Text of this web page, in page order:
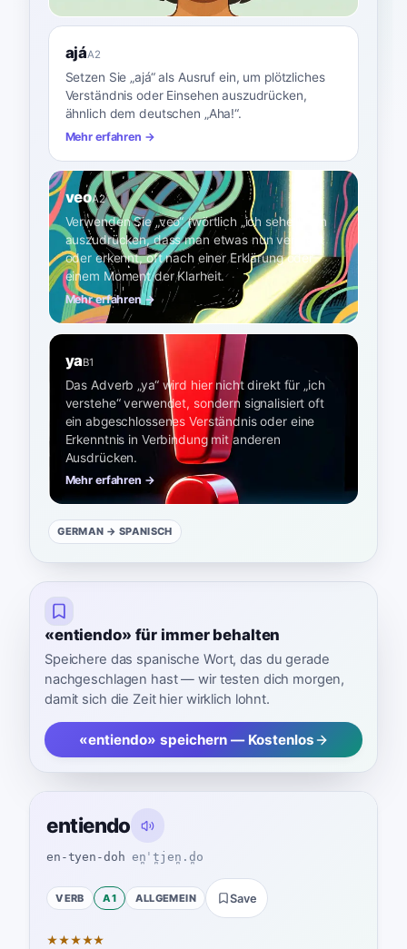
ajáA2
Setzen Sie „ajá“ als Ausruf ein, um plötzliches
Verständnis oder Einsehen auszudrücken,
ähnlich dem deutschen „Aha!“.
Mehr erfahren →
veoA2
Verwenden Sie „veo“ (wörtlich „ich sehe“), um
auszudrücken, dass man etwas nun versteht
oder erkennt, oft nach einer Erklärung oder
einem Moment der Klarheit.
Mehr erfahren →
yaB1
Das Adverb „ya“ wird hier nicht direkt für „ich
verstehe“ verwendet, sondern signalisiert oft
ein abgeschlossenes Verständnis oder eine
Erkenntnis in Verbindung mit anderen
Ausdrücken.
Mehr erfahren →
GERMAN → SPANISCH
«entiendo» für immer behalten
Speichere das spanische Wort, das du gerade
nachgeschlagen hast — wir testen dich morgen,
damit sich die Zeit hier wirklich lohnt.
«entiendo» speichern — Kostenlos
entiendo
en-tyen-doh en̪ˈt̪jen̪.d̪o
VERB A1 ALLGEMEIN Save
★★★★★